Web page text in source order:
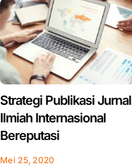
Strategi Publikasi Jurnal
Ilmiah Internasional
Bereputasi
Mei 25, 2020